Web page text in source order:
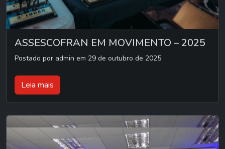
ASSESCOFRAN EM MOVIMENTO – 2025
Postado por admin em 29 de outubro de 2025
Leia mais